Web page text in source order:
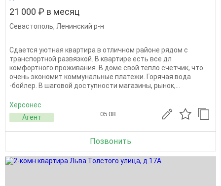
21 000 ₽ в месяц
Севастополь, Ленинский р-н
Сдается уютная квартира в отличном районе рядом с
транспортной развязкой. В квартире есть все дл
комфортного проживания. В доме свой тепло счетчик, что
очень экономит коммунальные платежи. Горячая вода
-бойлер. В шаговой доступности магазины, рынок,...
Херсонес
Агент
05.08
Позвонить